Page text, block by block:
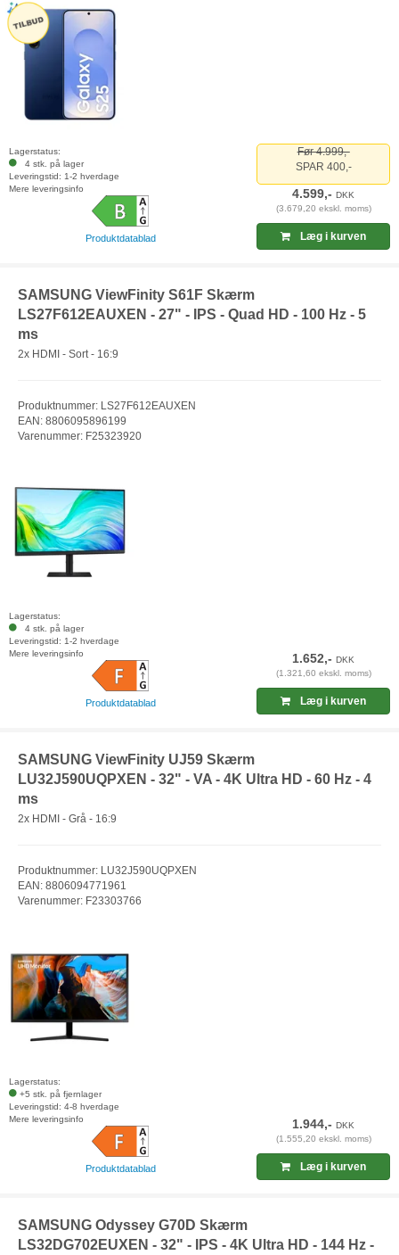
Lagerstatus:
4 stk. på lager
Leveringstid: 1-2 hverdage
Mere leveringsinfo
Produktdatablad
Før 4.999,-
SPAR 400,-
4.599,-DKK
(3.679,20 ekskl. moms)
Læg i kurven
SAMSUNG ViewFinity S61F Skærm
LS27F612EAUXEN - 27" - IPS - Quad HD - 100 Hz - 5
ms
2x HDMI - Sort - 16:9
Produktnummer: LS27F612EAUXEN
EAN: 8806095896199
Varenummer: F25323920
Lagerstatus:
4 stk. på lager
Leveringstid: 1-2 hverdage
Mere leveringsinfo
Produktdatablad
1.652,-DKK
(1.321,60 ekskl. moms)
Læg i kurven
SAMSUNG ViewFinity UJ59 Skærm
LU32J590UQPXEN - 32" - VA - 4K Ultra HD - 60 Hz - 4
ms
2x HDMI - Grå - 16:9
Produktnummer: LU32J590UQPXEN
EAN: 8806094771961
Varenummer: F23303766
Lagerstatus:
+5 stk. på fjernlager
Leveringstid: 4-8 hverdage
Mere leveringsinfo
Produktdatablad
1.944,-DKK
(1.555,20 ekskl. moms)
Læg i kurven
SAMSUNG Odyssey G70D Skærm
LS32DG702EUXEN - 32" - IPS - 4K Ultra HD - 144 Hz -